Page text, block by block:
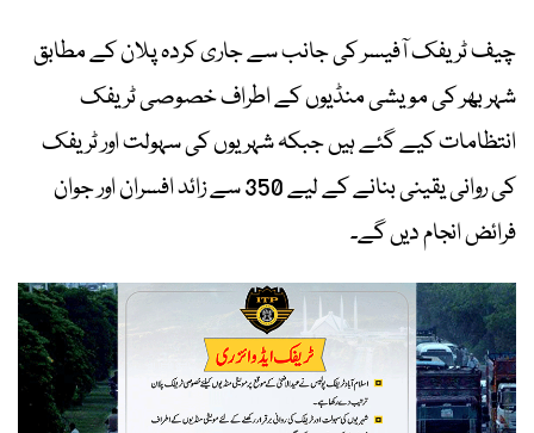
چیف ٹریفک آفیسر کی جانب سے جاری کردہ پلان کے مطابق
شہر بھر کی مویشی منڈیوں کے اطراف خصوصی ٹریفک
انتظامات کیے گئے ہیں جبکہ شہریوں کی سہولت اور ٹریفک
کی روانی یقینی بنانے کے لیے 350 سے زائد افسران اور جوان
فرائض انجام دیں گے۔